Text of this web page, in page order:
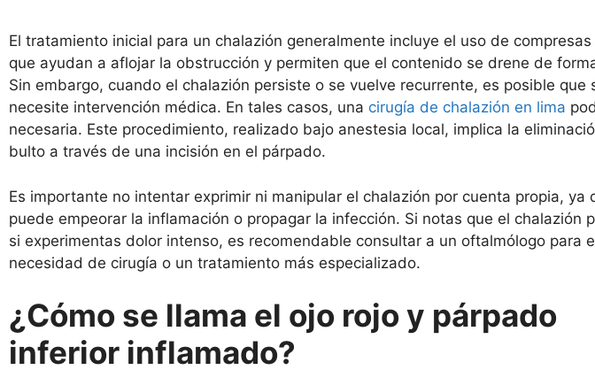
El tratamiento inicial para un chalazión generalmente incluye el uso de
que ayudan a aflojar la obstrucción y permiten que el contenido se drene de
Sin embargo, cuando el chalazión persiste o se vuelve recurrente, es posible que
necesite intervención médica. En tales casos, una cirugía de chalazión en lima
necesaria. Este procedimiento, realizado bajo anestesia local, implica la
bulto a través de una incisión en el párpado.
Es importante no intentar exprimir ni manipular el chalazión por cuenta propia, ya
puede empeorar la inflamación o propagar la infección. Si notas que el chalazión
si experimentas dolor intenso, es recomendable consultar a un oftalmólogo para
necesidad de cirugía o un tratamiento más especializado.
¿Cómo se llama el ojo rojo y párpado
inferior inflamado?